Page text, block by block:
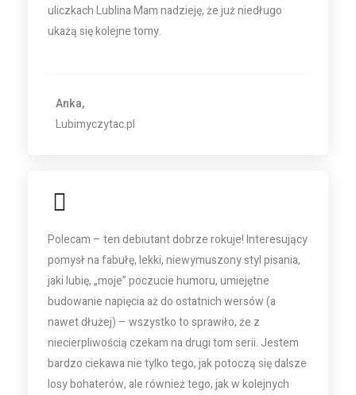
uliczkach Lublina Mam nadzieję, że już niedługo
ukażą się kolejne tomy.
Anka,
Lubimyczytac.pl
Polecam – ten debiutant dobrze rokuje! Interesujący
pomysł na fabułę, lekki, niewymuszony styl pisania,
jaki lubię, „moje” poczucie humoru, umiejętne
budowanie napięcia aż do ostatnich wersów (a
nawet dłużej) – wszystko to sprawiło, że z
niecierpliwością czekam na drugi tom serii. Jestem
bardzo ciekawa nie tylko tego, jak potoczą się dalsze
losy bohaterów, ale również tego, jak w kolejnych